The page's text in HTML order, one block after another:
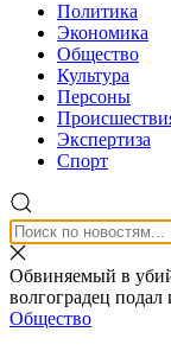
Политика
Экономика
Общество
Культура
Персоны
Экспертиза
Спорт
Обвиняемый в
волгоградец
Общество